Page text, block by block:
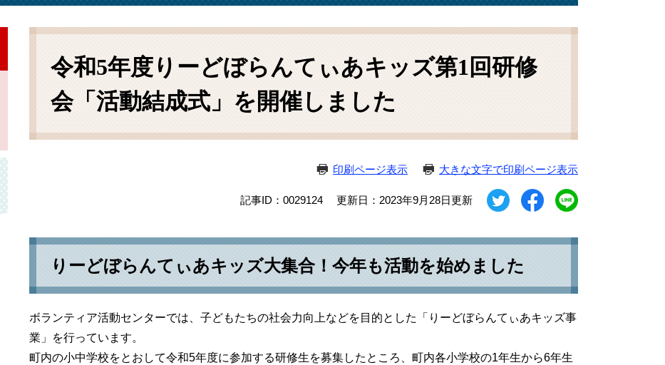
本
令和5年度りーどぼらんてぃあキッズ第1回研修
会「活動結成式」を開催しました
印刷ページ表示 大きな文字で印刷ページ表示
記事ID：0029124 更新日：2023年9月28日更新
りーどぼらんてぃあキッズ大集合！今年も活動を始めました
ボランティア活動センターでは、子どもたちの社会力向上などを目的とした「りーどぼらんてぃあキッズ事
業」を行っています。
町内の小中学校をとおして令和5年度に参加する研修生を募集したところ、町内各小学校の1年生から6年生